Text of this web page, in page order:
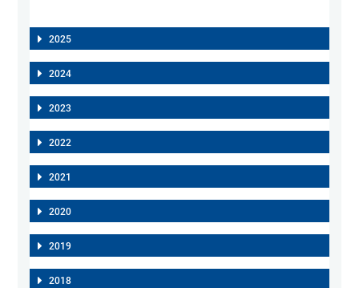
2025
2024
2023
2022
2021
2020
2019
2018